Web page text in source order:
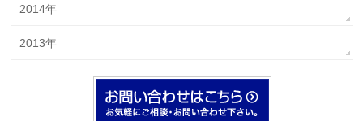
2014年
2013年